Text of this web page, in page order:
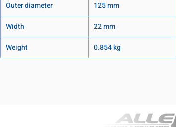
Outer diameter
125 mm
Width
22 mm
Weight
0.854 kg